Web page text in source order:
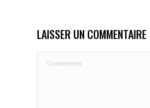
LAISSER UN COMMENTAIRE